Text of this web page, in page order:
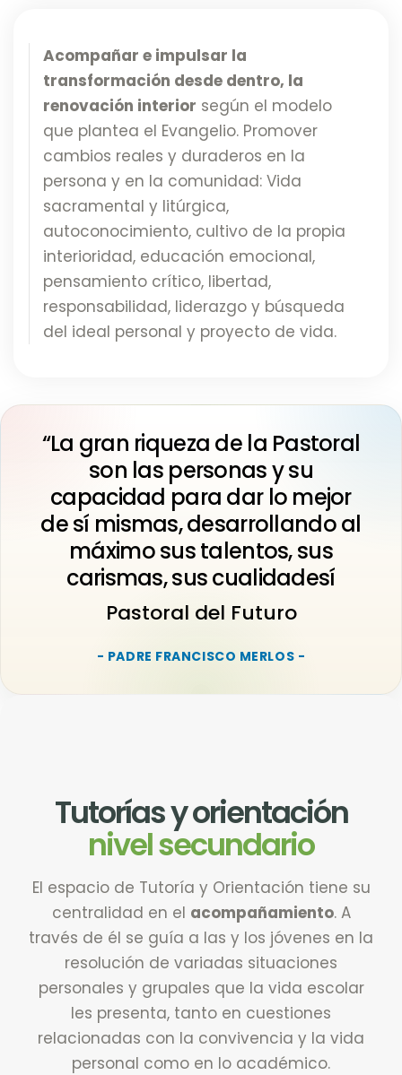
Acompañar e impulsar la
transformación desde dentro, la
renovación interior según el modelo
que plantea el Evangelio. Promover
cambios reales y duraderos en la
persona y en la comunidad: Vida
sacramental y litúrgica,
autoconocimiento, cultivo de la propia
interioridad, educación emocional,
pensamiento crítico, libertad,
responsabilidad, liderazgo y búsqueda
del ideal personal y proyecto de vida.
“La gran riqueza de la Pastoral
son las personas y su
capacidad para dar lo mejor
de sí mismas, desarrollando al
máximo sus talentos, sus
carismas, sus cualidadesí
Pastoral del Futuro
- PADRE FRANCISCO MERLOS -
Tutorías y orientación
nivel secundario
El espacio de Tutoría y Orientación tiene su
centralidad en el acompañamiento. A
través de él se guía a las y los jóvenes en la
resolución de variadas situaciones
personales y grupales que la vida escolar
les presenta, tanto en cuestiones
relacionadas con la convivencia y la vida
personal como en lo académico.